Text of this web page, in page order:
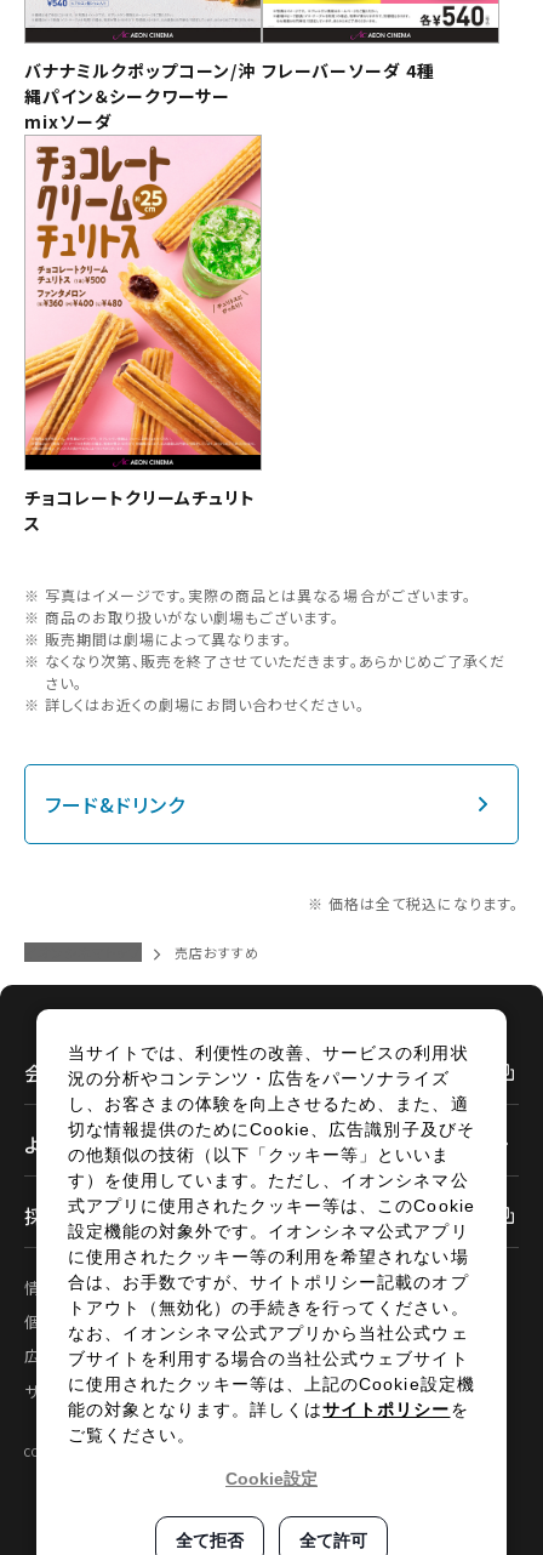
予約を確認・変更する
チケットの予約状況の確認及び予約を変更したい場合は、
下記リンクよりご確認ください。
予約を確認する
予約を変更する
閉じる
バナナミルクポップコーン/沖
縄パイン＆シークワーサー
mixソーダ
フレーバーソーダ 4種
チョコレートクリームチュリト
ス
写真はイメージです。実際の商品とは異なる場合がございます。
商品のお取り扱いがない劇場もございます。
販売期間は劇場によって異なります。
なくなり次第、販売を終了させていただきます。あらかじめご了承くだ
さい。
詳しくはお近くの劇場にお問い合わせください。
フード&ドリンク
閉じる
閉じる
閉じる
閉じる
販売劇場：上映88劇場
閉じる
閉じる
閉じる
※ 価格は全て税込になります。
売店おすすめ
会社情報
よくあるご質問
採用情報
情報セキュリティ
サイトポリシー
個人情報の取扱い
お問い合わせ
広告掲載
特定商取引法に基づく表示
サイトマップ
COPYRIGHT©2024 AEON ENTERTAINMENT CO.,LTD ALL RIGHTS RESERVED.
当サイトでは、利便性の改善、サービスの利用状
況の分析やコンテンツ・広告をパーソナライズ
し、お客さまの体験を向上させるため、また、適
切な情報提供のためにCookie、広告識別子及びそ
の他類似の技術（以下「クッキー等」といいま
す）を使用しています。ただし、イオンシネマ公
式アプリに使用されたクッキー等は、このCookie
設定機能の対象外です。イオンシネマ公式アプリ
に使用されたクッキー等の利用を希望されない場
合は、お手数ですが、サイトポリシー記載のオプ
トアウト（無効化）の手続きを行ってください。
なお、イオンシネマ公式アプリから当社公式ウェ
ブサイトを利用する場合の当社公式ウェブサイト
に使用されたクッキー等は、上記のCookie設定機
能の対象となります。詳しくはサイトポリシーを
ご覧ください。
Cookie設定
全て拒否 全て許可